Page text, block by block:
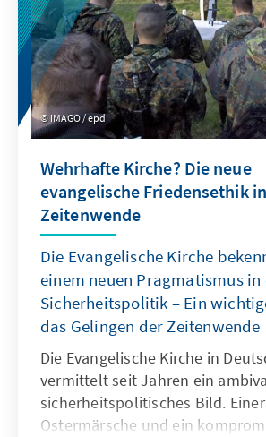
IMAGO / epd
Wehrhafte Kirche? Die neue
evangelische Friedensethik
Zeitenwende
Die Evangelische Kirche
einem neuen Pragmatismus in
Sicherheitspolitik – Ein
das Gelingen der Zeitenwende
Die Evangelische Kirche in
vermittelt seit Jahren ein
sicherheitspolitisches Bild.
Ostermärsche und ein